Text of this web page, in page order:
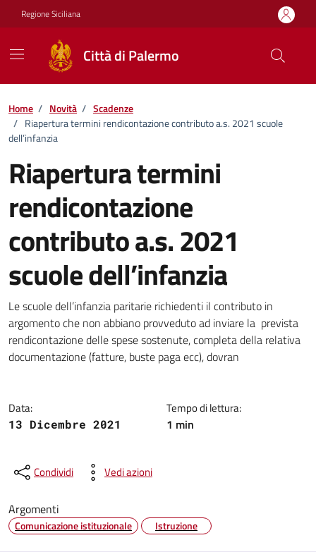
Vai ai contenuti
Vai al footer
Regione Siciliana
Città di Palermo
Home / Novità / Scadenze
/ Riapertura termini rendicontazione contributo a.s. 2021 scuole
dell’infanzia
Riapertura termini
rendicontazione
contributo a.s. 2021
scuole dell’infanzia
Dettagli della notizia
Le scuole dell’infanzia paritarie richiedenti il contributo in
argomento che non abbiano provveduto ad inviare la prevista
rendicontazione delle spese sostenute, completa della relativa
documentazione (fatture, buste paga ecc), dovran
Data:
13 Dicembre 2021
Tempo di lettura:
1 min
Condividi Vedi azioni
Argomenti
Comunicazione istituzionale Istruzione